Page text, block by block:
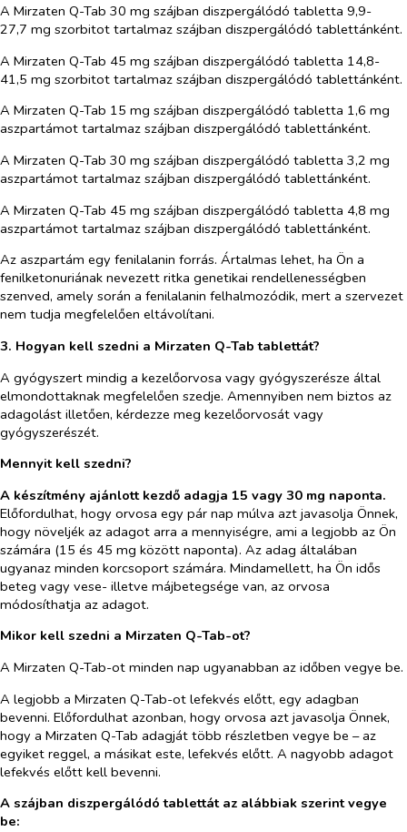
A Mirzaten Q-Tab 30 mg szájban diszpergálódó tabletta 9,9-
27,7 mg szorbitot tartalmaz szájban diszpergálódó tablettánként.
A Mirzaten Q-Tab 45 mg szájban diszpergálódó tabletta 14,8-
41,5 mg szorbitot tartalmaz szájban diszpergálódó tablettánként.
A Mirzaten Q-Tab 15 mg szájban diszpergálódó tabletta 1,6 mg
aszpartámot tartalmaz szájban diszpergálódó tablettánként.
A Mirzaten Q-Tab 30 mg szájban diszpergálódó tabletta 3,2 mg
aszpartámot tartalmaz szájban diszpergálódó tablettánként.
A Mirzaten Q-Tab 45 mg szájban diszpergálódó tabletta 4,8 mg
aszpartámot tartalmaz szájban diszpergálódó tablettánként.
Az aszpartám egy fenilalanin forrás. Ártalmas lehet, ha Ön a
fenilketonuriának nevezett ritka genetikai rendellenességben
szenved, amely során a fenilalanin felhalmozódik, mert a szervezet
nem tudja megfelelően eltávolítani.
3. Hogyan kell szedni a Mirzaten Q-Tab tablettát?
A gyógyszert mindig a kezelőorvosa vagy gyógyszerésze által
elmondottaknak megfelelően szedje. Amennyiben nem biztos az
adagolást illetően, kérdezze meg kezelőorvosát vagy
gyógyszerészét.
Mennyit kell szedni?
A készítmény ajánlott kezdő adagja 15 vagy 30 mg naponta.
Előfordulhat, hogy orvosa egy pár nap múlva azt javasolja Önnek,
hogy növeljék az adagot arra a mennyiségre, ami a legjobb az Ön
számára (15 és 45 mg között naponta). Az adag általában
ugyanaz minden korcsoport számára. Mindamellett, ha Ön idős
beteg vagy vese- illetve májbetegsége van, az orvosa
módosíthatja az adagot.
Mikor kell szedni a Mirzaten Q-Tab-ot?
A Mirzaten Q-Tab-ot minden nap ugyanabban az időben vegye be.
A legjobb a Mirzaten Q-Tab-ot lefekvés előtt, egy adagban
bevenni. Előfordulhat azonban, hogy orvosa azt javasolja Önnek,
hogy a Mirzaten Q-Tab adagját több részletben vegye be – az
egyiket reggel, a másikat este, lefekvés előtt. A nagyobb adagot
lefekvés előtt kell bevenni.
A szájban diszpergálódó tablettát az alábbiak szerint vegye
be: